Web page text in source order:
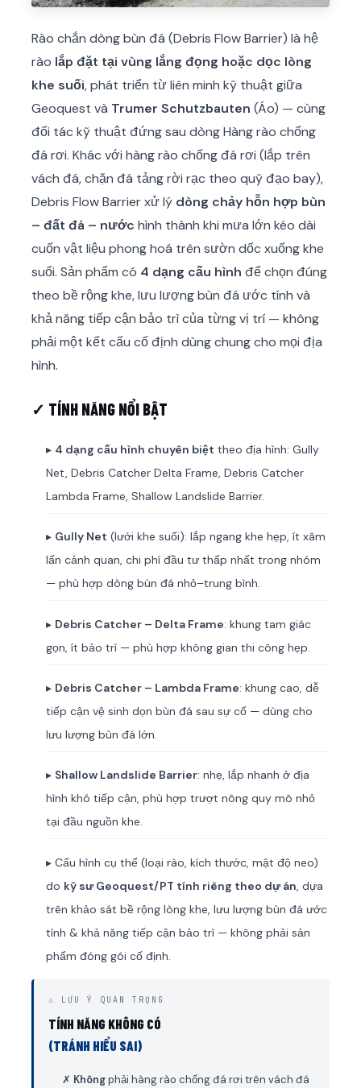
Rào chắn dòng bùn đá (Debris Flow Barrier) là hệ
rào lắp đặt tại vùng lắng đọng hoặc dọc lòng
khe suối, phát triển từ liên minh kỹ thuật giữa
Geoquest và Trumer Schutzbauten (Áo) — cùng
đối tác kỹ thuật đứng sau dòng Hàng rào chống
đá rơi. Khác với hàng rào chống đá rơi (lắp trên
vách đá, chặn đá tảng rời rạc theo quỹ đạo bay),
Debris Flow Barrier xử lý dòng chảy hỗn hợp bùn
– đất đá – nước hình thành khi mưa lớn kéo dài
cuốn vật liệu phong hoá trên sườn dốc xuống khe
suối. Sản phẩm có 4 dạng cấu hình để chọn đúng
theo bề rộng khe, lưu lượng bùn đá ước tính và
khả năng tiếp cận bảo trì của từng vị trí — không
phải một kết cấu cố định dùng chung cho mọi địa
hình.
✓ TÍNH NĂNG NỔI BẬT
▸ 4 dạng cấu hình chuyên biệt theo địa hình: Gully
Net, Debris Catcher Delta Frame, Debris Catcher
Lambda Frame, Shallow Landslide Barrier.
▸ Gully Net (lưới khe suối): lắp ngang khe hẹp, ít xâm
lấn cảnh quan, chi phí đầu tư thấp nhất trong nhóm
— phù hợp dòng bùn đá nhỏ–trung bình.
▸ Debris Catcher – Delta Frame: khung tam giác
gọn, ít bảo trì — phù hợp không gian thi công hẹp.
▸ Debris Catcher – Lambda Frame: khung cao, dễ
tiếp cận vệ sinh dọn bùn đá sau sự cố — dùng cho
lưu lượng bùn đá lớn.
▸ Shallow Landslide Barrier: nhẹ, lắp nhanh ở địa
hình khó tiếp cận, phù hợp trượt nông quy mô nhỏ
tại đầu nguồn khe.
▸ Cấu hình cụ thể (loại rào, kích thước, mật độ neo)
do kỹ sư Geoquest/PT tính riêng theo dự án, dựa
trên khảo sát bề rộng lòng khe, lưu lượng bùn đá ước
tính & khả năng tiếp cận bảo trì — không phải sản
phẩm đóng gói cố định.
⚠ LƯU Ý QUAN TRỌNG
TÍNH NĂNG KHÔNG CÓ
(TRÁNH HIỂU SAI)
✗ Khôngphải hàng rào chống đá rơi trên vách đá